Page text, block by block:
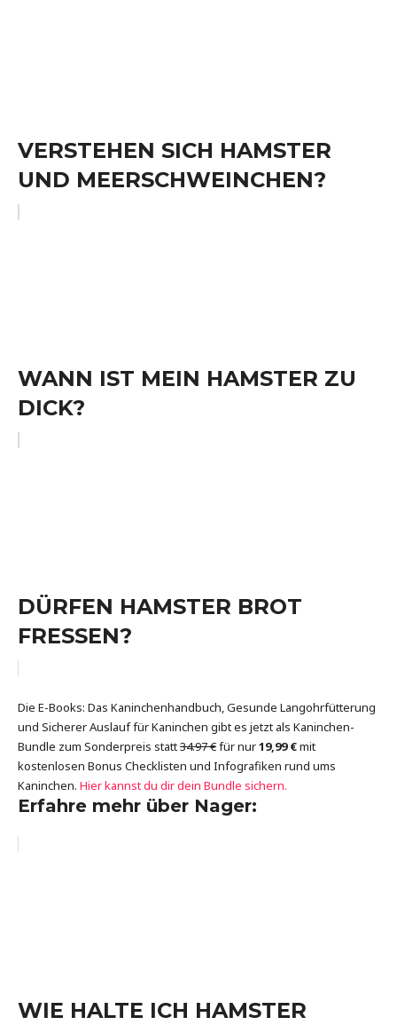
VERSTEHEN SICH HAMSTER
UND MEERSCHWEINCHEN?
WANN IST MEIN HAMSTER ZU
DICK?
DÜRFEN HAMSTER BROT
FRESSEN?
Die E-Books: Das Kaninchenhandbuch, Gesunde Langohrfütterung
und Sicherer Auslauf für Kaninchen gibt es jetzt als Kaninchen-
Bundle zum Sonderpreis statt34.97 €für nur19,99 €mit
kostenlosen Bonus Checklisten und Infografiken rund ums
Kaninchen. Hier kannst du dir dein Bundle sichern.
Erfahre mehr über Nager:
WIE HALTE ICH HAMSTER